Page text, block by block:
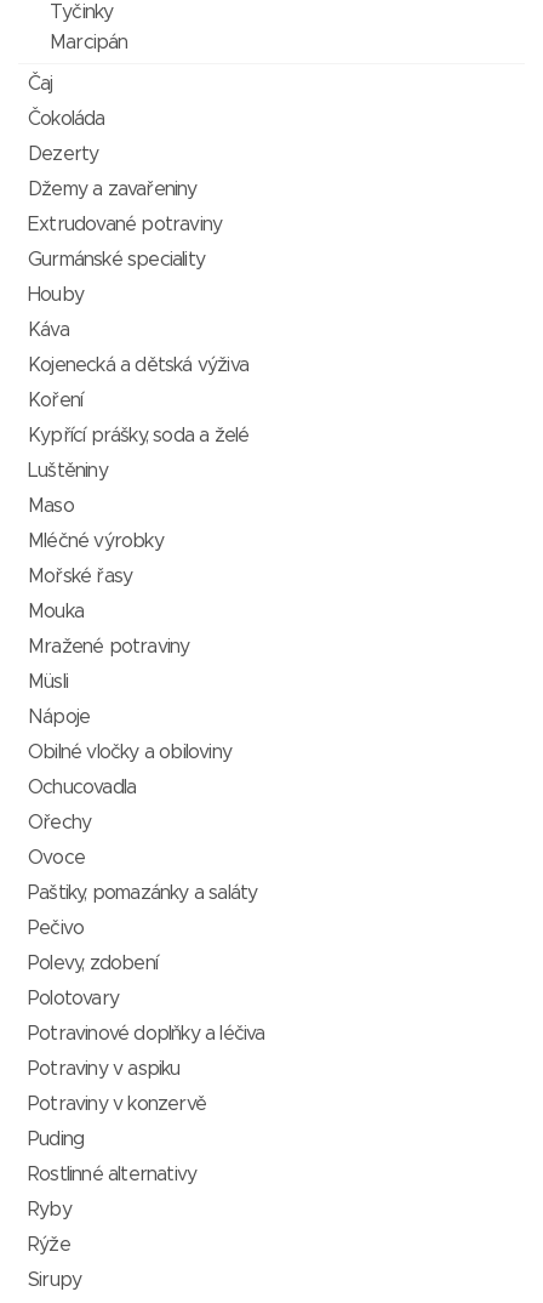
Tyčinky
Marcipán
Čaj
Čokoláda
Dezerty
Džemy a zavařeniny
Extrudované potraviny
Gurmánské speciality
Houby
Káva
Kojenecká a dětská výživa
Koření
Kypřící prášky, soda a želé
Luštěniny
Maso
Mléčné výrobky
Mořské řasy
Mouka
Mražené potraviny
Müsli
Nápoje
Obilné vločky a obiloviny
Ochucovadla
Ořechy
Ovoce
Paštiky, pomazánky a saláty
Pečivo
Polevy, zdobení
Polotovary
Potravinové doplňky a léčiva
Potraviny v aspiku
Potraviny v konzervě
Puding
Rostlinné alternativy
Ryby
Rýže
Sirupy